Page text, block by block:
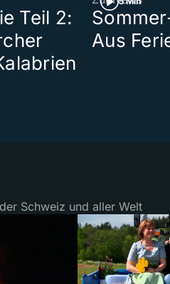
Teil 2:
Aus
Schweiz und aller Welt